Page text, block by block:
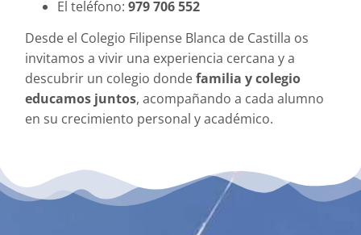
El teléfono:979 706 552
Desde el Colegio Filipense Blanca de Castilla os
invitamos a vivir una experiencia cercana y a
descubrir un colegio dondefamilia y colegio
educamos juntos, acompañando a cada alumno
en su crecimiento personal y académico.